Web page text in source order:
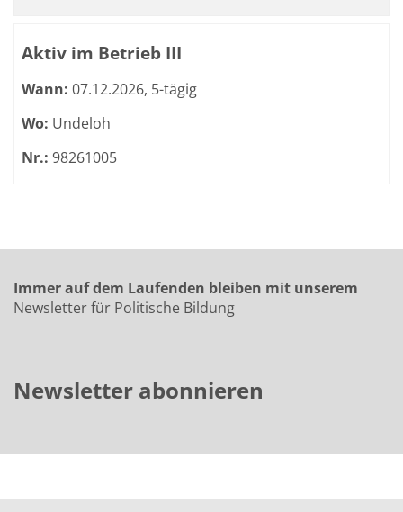
Aktiv im Betrieb III
Wann: 07.12.2026, 5-tägig
Wo: Undeloh
Nr.: 98261005
Immer auf dem Laufenden bleiben mit unserem
Newsletter für Politische Bildung
Newsletter abonnieren